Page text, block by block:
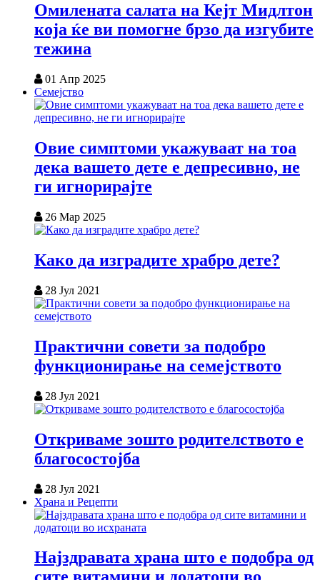
Омилената салата на Кејт Мидлтон
која ќе ви помогне брзо да изгубите
тежина
01 Апр 2025
Семејство
Овие симптоми укажуваат на тоа
дека вашето дете е депресивно, не
ги игнорирајте
26 Мар 2025
Како да изградите храбро дете?
28 Јул 2021
Практични совети за подобро
функционирање на семејството
28 Јул 2021
Откриваме зошто родителството е
благосостојба
28 Јул 2021
Храна и Рецепти
Најздравата храна што е подобра од